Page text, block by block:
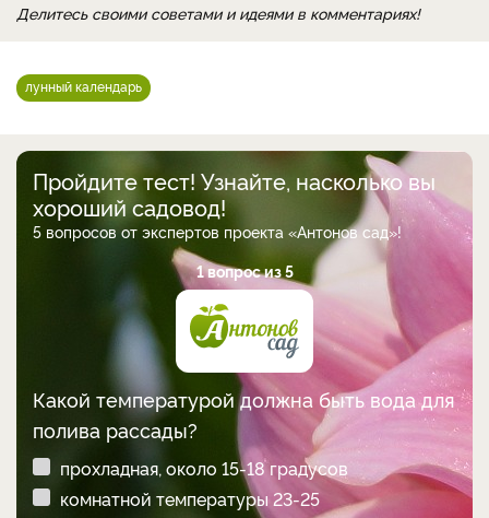
Делитесь своими советами и идеями в комментариях!
лунный календарь
Пройдите тест! Узнайте, насколько вы
хороший садовод!
5 вопросов от экспертов проекта «Антонов сад»!
1 вопрос из 5
Какой температурой должна быть вода для
полива рассады?
прохладная, около 15-18 градусов
комнатной температуры 23-25